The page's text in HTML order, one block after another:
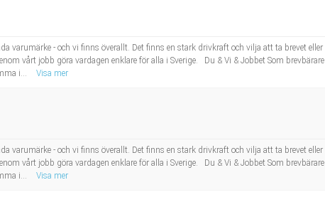
varumärke - och vi finns överallt. Det finns en stark drivkraft och vilja att ta brevet eller
vårt jobb göra vardagen enklare för alla i Sverige. Du & Vi & Jobbet Som brevbärare
i...
Visa mer
varumärke - och vi finns överallt. Det finns en stark drivkraft och vilja att ta brevet eller
vårt jobb göra vardagen enklare för alla i Sverige. Du & Vi & Jobbet Som brevbärare
i...
Visa mer